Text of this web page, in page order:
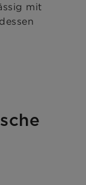
mit